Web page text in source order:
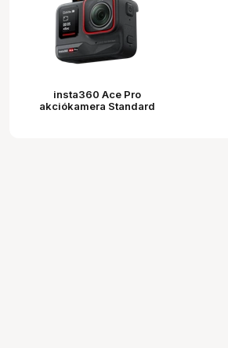
insta360 Ace Pro
akciókamera Standard